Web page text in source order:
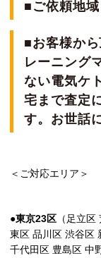
■ご依頼地
■お客様か
レーニング
ない電気ケ
宅まで査定
す。お世話
＜ご対応エリア＞
●東京23区 （足立
東区 品川区 渋谷区
千代田区 豊島区 中